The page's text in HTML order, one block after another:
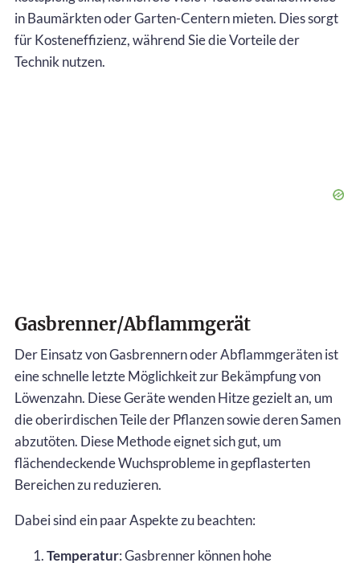
in Baumärkten oder Garten-Centern mieten. Dies sorgt
für Kosteneffizienz, während Sie die Vorteile der
Technik nutzen.
Gasbrenner/Abflammgerät
Der Einsatz von Gasbrennern oder Abflammgeräten ist
eine schnelle letzte Möglichkeit zur Bekämpfung von
Löwenzahn. Diese Geräte wenden Hitze gezielt an, um
die oberirdischen Teile der Pflanzen sowie deren Samen
abzutöten. Diese Methode eignet sich gut, um
flächendeckende Wuchsprobleme in gepflasterten
Bereichen zu reduzieren.
Dabei sind ein paar Aspekte zu beachten:
Temperatur: Gasbrenner können hohe